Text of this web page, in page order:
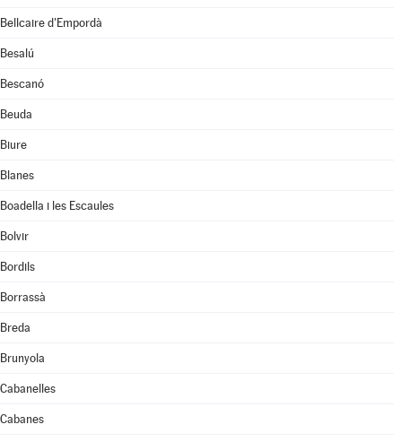
Bellcaire d'Empordà
Besalú
Bescanó
Beuda
Biure
Blanes
Boadella i les Escaules
Bolvir
Bordils
Borrassà
Breda
Brunyola
Cabanelles
Cabanes